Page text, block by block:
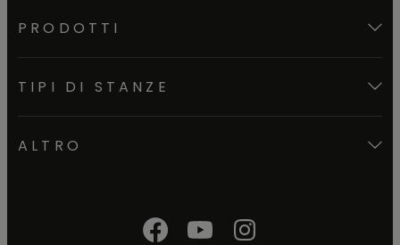
PRODOTTI
TIPI DI STANZE
ALTRO